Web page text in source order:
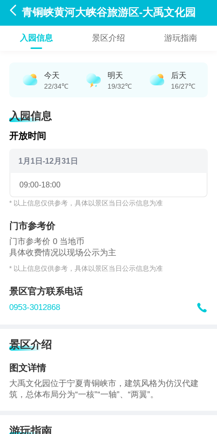
 青铜峡黄河大峡谷旅游区-大禹文化园
入园信息 景区介绍 游玩指南
今天
22/34℃
明天
19/32℃
后天
16/27℃
入园信息
开放时间
1月1日-12月31日
09:00-18:00
* 以上信息仅供参考，具体以景区当日公示信息为准
门市参考价
门市参考价 0 当地币
具体收费情况以现场公示为主
* 以上信息仅供参考，具体以景区当日公示信息为准
景区官方联系电话
0953-3012868 
景区介绍
图文详情
大禹文化园位于宁夏青铜峡市，建筑风格为仿汉代建
筑，总体布局分为“一核”“一轴”、“两翼”。
游玩指南